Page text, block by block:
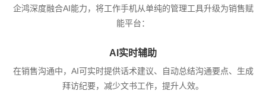
企鸿深度融合AI能力，将工作手机从单纯的管理工具升级为销售赋
能平台：
AI实时辅助
在销售沟通中，AI可实时提供话术建议、自动总结沟通要点、生成
拜访纪要，减少文书工作，提升人效。